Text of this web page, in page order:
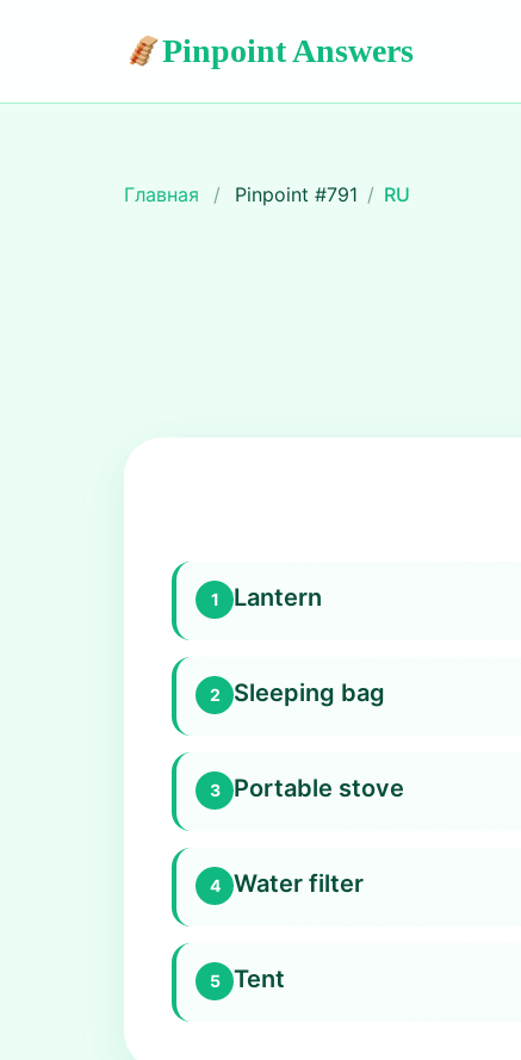
Pinpoint Answers
Главная / Pinpoint #791 / RU
1 Lantern
2 Sleeping bag
3 Portable stove
4 Water filter
5 Tent